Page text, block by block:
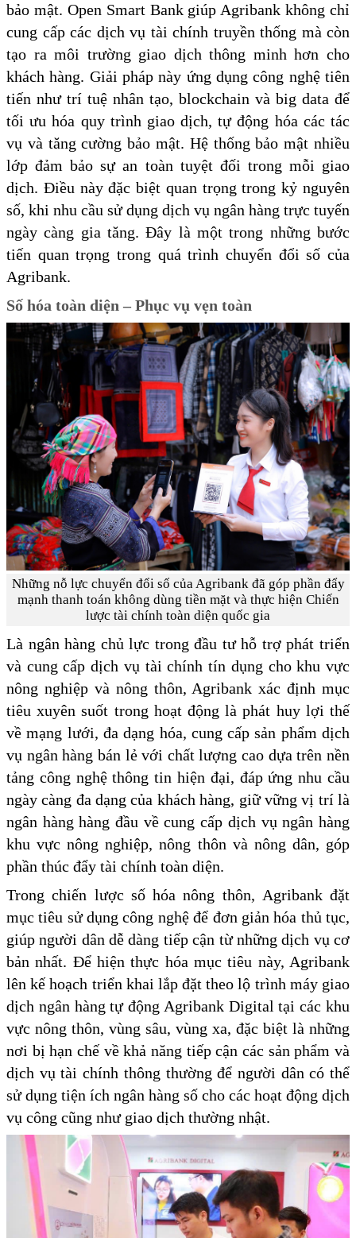
bảo mật. Open Smart Bank giúp Agribank không chỉ
cung cấp các dịch vụ tài chính truyền thống mà còn
tạo ra môi trường giao dịch thông minh hơn cho
khách hàng. Giải pháp này ứng dụng công nghệ tiên
tiến như trí tuệ nhân tạo, blockchain và big data để
tối ưu hóa quy trình giao dịch, tự động hóa các tác
vụ và tăng cường bảo mật. Hệ thống bảo mật nhiều
lớp đảm bảo sự an toàn tuyệt đối trong mỗi giao
dịch. Điều này đặc biệt quan trọng trong kỷ nguyên
số, khi nhu cầu sử dụng dịch vụ ngân hàng trực tuyến
ngày càng gia tăng. Đây là một trong những bước
tiến quan trọng trong quá trình chuyển đổi số của
Agribank.
Số hóa toàn diện – Phục vụ vẹn toàn
Những nỗ lực chuyển đổi số của Agribank đã góp phần đẩy
mạnh thanh toán không dùng tiền mặt và thực hiện Chiến
lược tài chính toàn diện quốc gia
Là ngân hàng chủ lực trong đầu tư hỗ trợ phát triển
và cung cấp dịch vụ tài chính tín dụng cho khu vực
nông nghiệp và nông thôn, Agribank xác định mục
tiêu xuyên suốt trong hoạt động là phát huy lợi thế
về mạng lưới, đa dạng hóa, cung cấp sản phẩm dịch
vụ ngân hàng bán lẻ với chất lượng cao dựa trên nền
tảng công nghệ thông tin hiện đại, đáp ứng nhu cầu
ngày càng đa dạng của khách hàng, giữ vững vị trí là
ngân hàng hàng đầu về cung cấp dịch vụ ngân hàng
khu vực nông nghiệp, nông thôn và nông dân, góp
phần thúc đẩy tài chính toàn diện.
Trong chiến lược số hóa nông thôn, Agribank đặt
mục tiêu sử dụng công nghệ để đơn giản hóa thủ tục,
giúp người dân dễ dàng tiếp cận từ những dịch vụ cơ
bản nhất. Để hiện thực hóa mục tiêu này, Agribank
lên kế hoạch triển khai lắp đặt theo lộ trình máy giao
dịch ngân hàng tự động Agribank Digital tại các khu
vực nông thôn, vùng sâu, vùng xa, đặc biệt là những
nơi bị hạn chế về khả năng tiếp cận các sản phẩm và
dịch vụ tài chính thông thường để người dân có thể
sử dụng tiện ích ngân hàng số cho các hoạt động dịch
vụ công cũng như giao dịch thường nhật.